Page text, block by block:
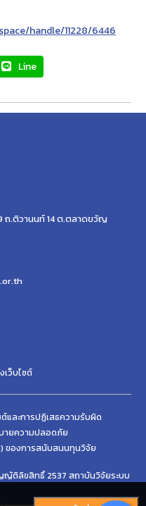
handle/11228/6446
Line
ถ.ติวานนท์ 14 ต.ตลาดขวัญ
เว็บไซต์
ต์และการปฏิเสธความรับผิด
ายความปลอดภัย
ของการสนับสนนทุนวิจัย
ติลิขสิทธิ์ 2537 สถาบันวิจัยระบบ